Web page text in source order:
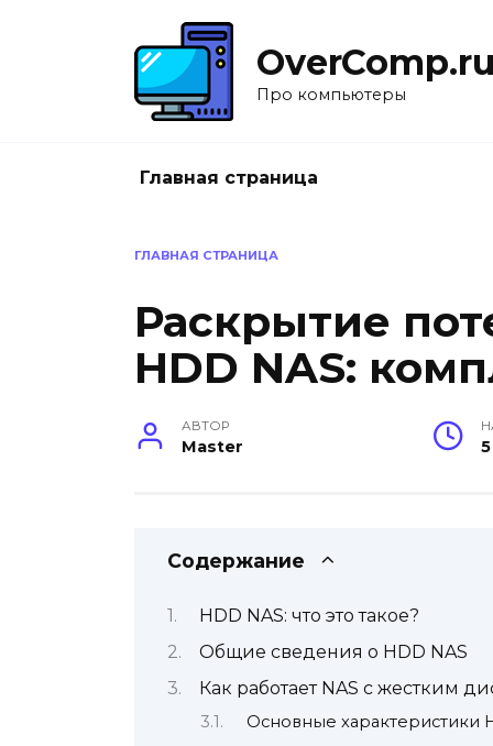
OverComp.ru
Про компьютеры
Главная страница
ГЛАВНАЯ СТРАНИЦА
Раскрытие
HDD NAS:
АВТОР
Master
Содержание
HDD NAS: что это такое?
Общие сведения о HDD NAS
Как работает NAS с жестким
Основные характеристики